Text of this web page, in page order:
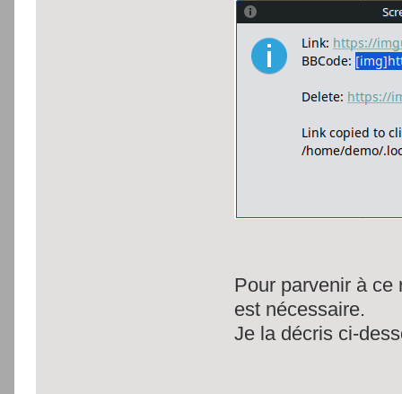
Pour parvenir à
est nécessaire.
Je la décris ci-